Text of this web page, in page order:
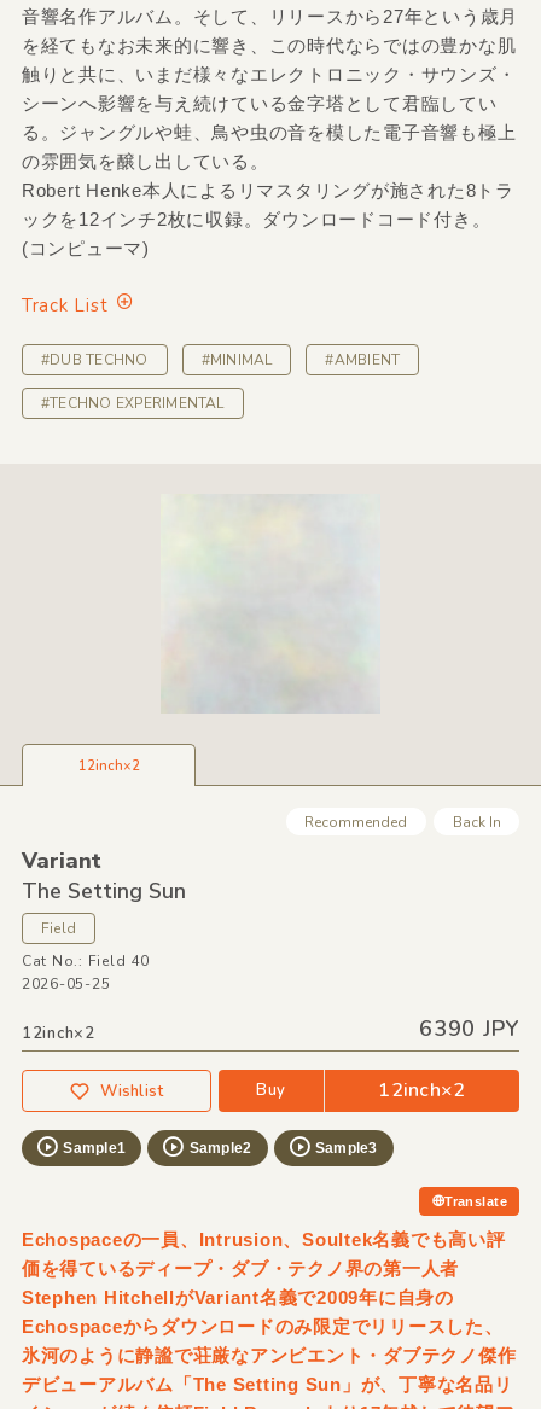
音響名作アルバム。そして、リリースから27年という歳月
を経てもなお未来的に響き、この時代ならではの豊かな肌
触りと共に、いまだ様々なエレクトロニック・サウンズ・
シーンへ影響を与え続けている金字塔として君臨してい
る。ジャングルや蛙、鳥や虫の音を模した電子音響も極上
の雰囲気を醸し出している。
Robert Henke本人によるリマスタリングが施された8トラ
ックを12インチ2枚に収録。ダウンロードコード付き。
(コンピューマ)
Track List
#DUB TECHNO #MINIMAL #AMBIENT
#TECHNO EXPERIMENTAL
12inch×2
Recommended Back In
Variant
The Setting Sun
Field
Cat No.: Field 40
2026-05-25
12inch×2 6390 JPY
Wishlist Buy 12inch×2
Sample1 Sample2 Sample3
Translate
Echospaceの一員、Intrusion、Soultek名義でも高い評
価を得ているディープ・ダブ・テクノ界の第一人者
Stephen HitchellがVariant名義で2009年に自身の
Echospaceからダウンロードのみ限定でリリースした、
氷河のように静謐で荘厳なアンビエント・ダブテクノ傑作
デビューアルバム「The Setting Sun」が、丁寧な名品リ